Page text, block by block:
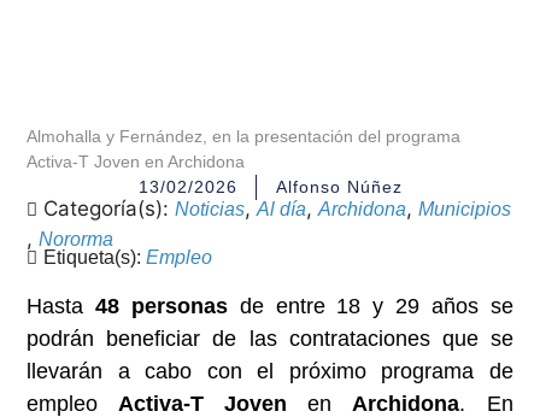
Almohalla y Fernández, en la presentación del programa
Activa-T Joven en Archidona
13/02/2026
Alfonso Núñez
Categoría(s):Noticias, Al día, Archidona, Municipios
, Nororma
Etiqueta(s):Empleo
Hasta48 personas de entre 18 y 29 años se
podrán beneficiar de las contrataciones que se
llevarán a cabo con el próximo programa de
empleo Activa-T Joven en Archidona. En